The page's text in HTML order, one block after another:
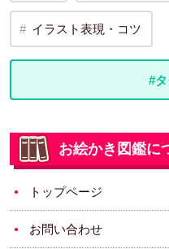
イラスト表現・コツ
#
お絵かき図鑑に
トップページ
お問い合わせ